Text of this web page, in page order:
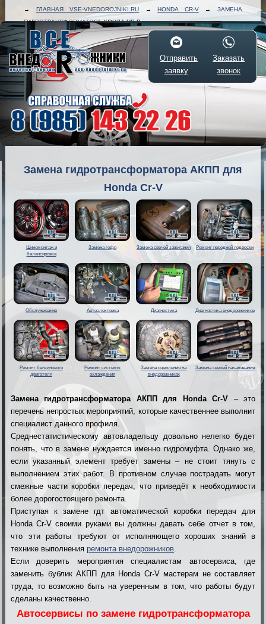
→ ГЛАВНАЯ VSE-VNEDOROJNIKI.RU →HONDA CR-V→ ЗАМЕНА
ГИДРОТРАНСФОРМАТОРАХОНДА ЦР-В
Отправить
заявку
Заказать
звонок
Замена гидротрансформатора АКПП для
Honda Cr-V
Шиномонтаж и
балансировка
Замена гофр Замена свечей зажигания Ремонт передней подвески
Обслуживание Автоэлектрика Диагностика Диагностика внедорожников
Ремонт бензинового
двигателя
Ремонт системы
охлаждения
Замена сцепления на
внедорожниках
Замена свечей накаливания
Замена гидротрансформатора АКПП для Honda Cr-V – это
перечень непростых мероприятий, которые качественнее выполнит
специалист данного профиля.
Среднестатистическому автовладельцу довольно нелегко будет
понять, что в замене нуждается именно гидромуфта. Однако же,
если указанный элемент требует замены – не стоит тянуть с
выполнением этих работ. В противном случае пострадать могут
смежные части коробки передач, что приведёт к необходимости
более дорогостоящего ремонта.
Приступая к замене гдт автоматической коробки передач для
Honda Cr-V своими руками вы должны давать себе отчет в том,
что эти работы требуют от исполняющего хороших знаний в
технике выполнения ремонта внедорожников
Если доверить мероприятия специалистам автосервиса, где
заменить бублик АКПП для Honda Cr-V мастерам не составляет
труда, то возможно быть на уверенным в том, что работы будут
сделаны качественно.
Автосервисы по замене гидротрансформатора